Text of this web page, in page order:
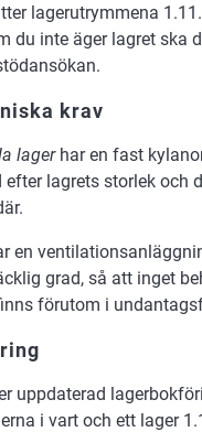
lagerutrymmena
du inte äger lagret ska
krav
lager har en fast
efter lagrets storlek och
en
grad, så att inget
förutom i
uppdaterad
i vart och ett lager